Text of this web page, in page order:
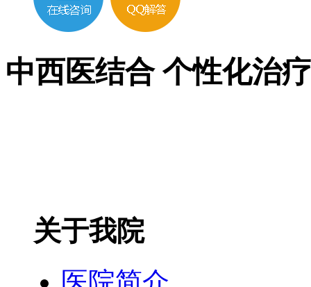
中西医结合 个性化治
关于我院